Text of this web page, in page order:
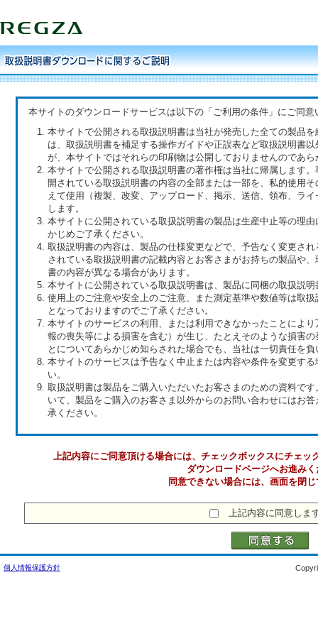
本サイトのダウンロードサービスは以下の「ご利用の条件」にご同
本サイトで公開される取扱説明書は当社が発売した全ての製品
は、取扱説明書を補足する操作ガイドや正誤表など取扱説明書
が、本サイトではそれらの印刷物は公開しておりませんのであ
本サイトで公開される取扱説明書の著作権は当社に帰属します
開されている取扱説明書の内容の全部または一部を、私的使用
えて使用（複製、改変、アップロード、掲示、送信、領布、ラ
します。
本サイトに公開されている取扱説明書の製品は生産中止等の理
かじめご了承ください。
取扱説明書の内容は、製品の仕様変更などで、予告なく変更さ
されている取扱説明書の記載内容とお客さまがお持ちの製品や
書の内容が異なる場合があります。
本サイトに公開されている取扱説明書は、製品に同梱の取扱説
使用上のご注意や安全上のご注意、また測定基準や数値等は取
となっておりますのでご了承ください。
本サイトのサービスの利用、または利用できなかったことによ
報の喪失等による損害を含む）が生じ、たとえそのような損害
とについてあらかじめ知らされた場合でも、当社は一切責任を
本サイトのサービスは予告なく中止または内容や条件を変更す
い。
取扱説明書は製品をご購入いただいたお客さまのための資料で
いて、製品をご購入のお客さま以外からのお問い合わせにはお
承ください。
上記内容にご同意頂ける場合には、チェックボックスにチェッ
ダウンロードページへお進み
同意できない場合には、画面を閉
上記内容に同意しま
個人情報保護方針